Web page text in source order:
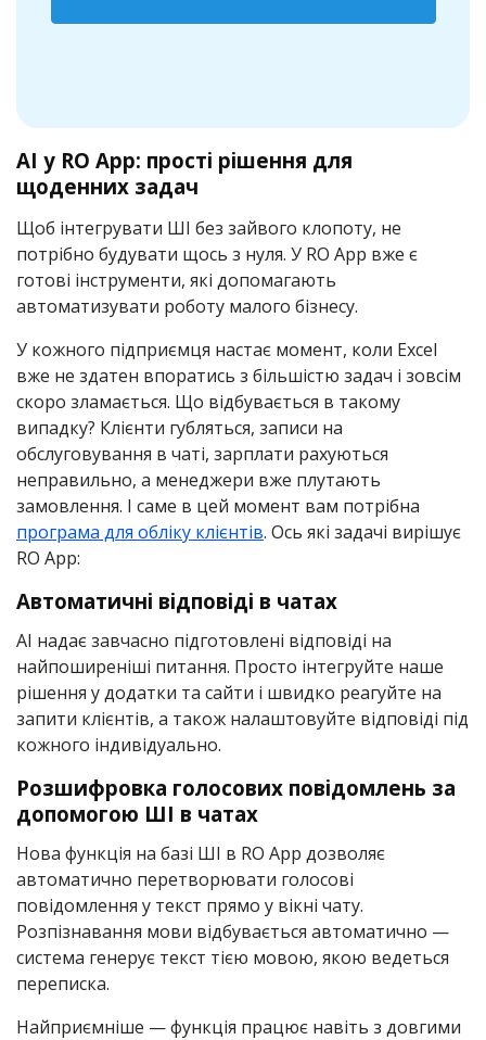
AI у RO App: прості рішення для
щоденних задач
Щоб інтегрувати ШІ без зайвого клопоту, не
потрібно будувати щось з нуля. У RO App вже є
готові інструменти, які допомагають
автоматизувати роботу малого бізнесу.
У кожного підприємця настає момент, коли Excel
вже не здатен впоратись з більшістю задач і зовсім
скоро зламається. Що відбувається в такому
випадку? Клієнти губляться, записи на
обслуговування в чаті, зарплати рахуються
неправильно, а менеджери вже плутають
замовлення. І саме в цей момент вам потрібна
програма для обліку клієнтів. Ось які задачі вирішує
RO App:
Автоматичні відповіді в чатах
AI надає завчасно підготовлені відповіді на
найпоширеніші питання. Просто інтегруйте наше
рішення у додатки та сайти і швидко реагуйте на
запити клієнтів, а також налаштовуйте відповіді під
кожного індивідуально.
Розшифровка голосових повідомлень за
допомогою ШІ в чатах
Нова функція на базі ШІ в RO App дозволяє
автоматично перетворювати голосові
повідомлення у текст прямо у вікні чату.
Розпізнавання мови відбувається автоматично —
система генерує текст тією мовою, якою ведеться
переписка.
Найприємніше — функція працює навіть з довгими